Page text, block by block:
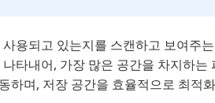
용되고 있는지를 스캔하고 보여주
타내어, 가장 많은 공간을 차지하는
며, 저장 공간을 효율적으로 최적